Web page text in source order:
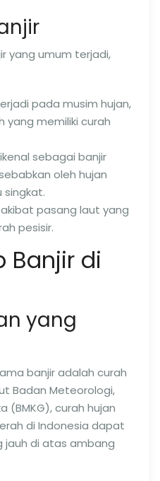
yang umum terjadi,
pada musim hujan,
memiliki curah
sebagai banjir
oleh hujan
singkat.
akibat pasang laut yang
pesisir.
Banjir di
yang
banjir adalah curah
Badan Meteorologi,
(BMKG), curah hujan
di Indonesia dapat
jauh di atas ambang